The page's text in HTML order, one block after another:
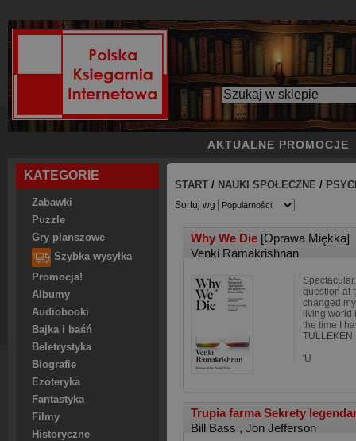
AKTUALNE PROMOCJE
KATEGORIE
Zabawki
Puzzle
Gry planszowe
Szybka wysyłka
Promocja!
Albumy
Audiobooki
Bajka i baśń
Beletrystyka
Biografie
Ezoteryka
Fantastyka
Filmy
Historyczne
START / NAUKI SPOŁECZNE /
Sortuj wg
Why We Die [Oprawa Miękka]
Venki Ramakrishnan
question at
changed
living world
the time I
TULLEKEN
'U
Trupia farma Sekrety
Bill Bass , Jon Jefferson